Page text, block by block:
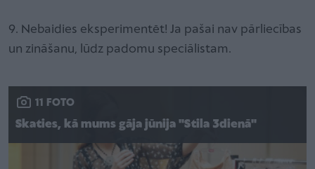
9. Nebaidies eksperimentēt! Ja pašai nav pārliecības
un zināšanu, lūdz padomu speciālistam.
11 FOTO
Skaties, kā mums gāja jūnija "Stila 3dienā"